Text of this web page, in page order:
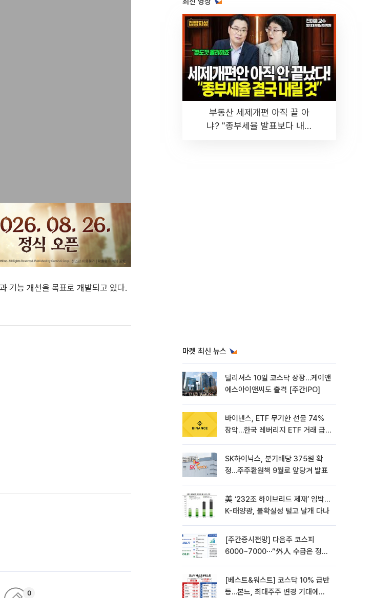
기능 개선을 목표로 개발되고 있다.
0
부동산 세제개편 아직 끝 아
냐? "종부세율 발표보다 내릴
마켓 최신 뉴스
딜리셔스 10일 코스닥 상장…케이앤
에스아이앤씨도 출격 [주간IPO]
바이낸스, ETF 무기한 선물 74%
장악…한국 레버리지 ETF 거래 급
SK하이닉스, 분기배당 375원 확
정…주주환원책 9월로 앞당겨 발표
美 ‘232조 하이브리드 제재’ 임박…
K-태양광, 불확실성 털고 날개 다나
[주간증시전망] 다음주 코스피
6000~7000⋯“外人 수급은 정책
[베스트&워스트] 코스닥 10% 급반
등…본느, 최대주주 변경 기대에